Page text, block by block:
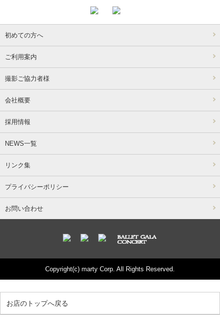
初めての方へ
ご利用案内
撮影ご協力者様
会社概要
採用情報
NEWS一覧
リンク集
プライバシーポリシー
お問い合わせ
Copyright(c) marty Corp. All Rights Reserved.
お店のトップへ戻る